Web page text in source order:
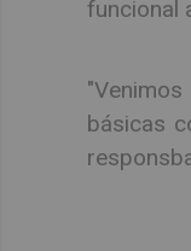
funcional
básicas